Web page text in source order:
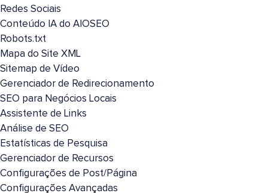
Redes Sociais
Conteúdo IA do AIOSEO
Robots.txt
Mapa do Site XML
Sitemap de Vídeo
Gerenciador de Redirecionamento
SEO para Negócios Locais
Assistente de Links
Análise de SEO
Estatísticas de Pesquisa
Gerenciador de Recursos
Configurações de Post/Página
Configurações Avançadas